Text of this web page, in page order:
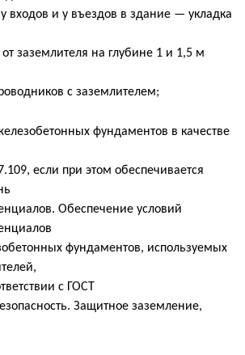
входов и у въездов в здание — укладка
заземлителя на глубине 1 и 1,5 м
с заземлителем;
фундаментов в качестве
если при этом обеспечивается
Обеспечение условий
фундаментов, используемых
с ГОСТ
Защитное заземление,